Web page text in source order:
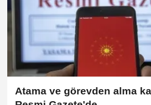
Atama ve görevden alma